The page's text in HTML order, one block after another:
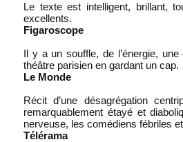
Le texte est intelligent, brillant,
excellents.
Figaroscope
Il y a un souffle, de l’énergie,
théâtre parisien en gardant un cap.
Le Monde
Récit d’une désagrégation
remarquablement étayé et
nerveuse, les comédiens fébriles
Télérama